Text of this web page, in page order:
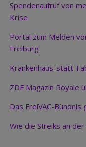
Spendenaufruf von
Krise
Portal zum Melden
Freiburg
Krankenhaus-statt-
ZDF Magazin Royale
Das FreiVAC-
Wie die Streiks an